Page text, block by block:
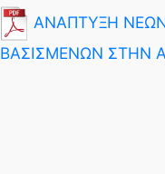
ΑΝΑΠΤΥΞΗ
ΒΑΣΙΣΜΕΝΩΝ ΣΤΗΝ